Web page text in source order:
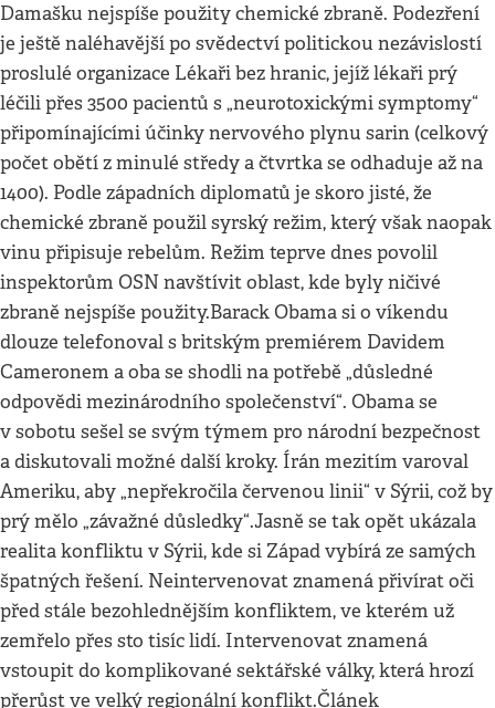
Damašku nejspíše použity chemické zbraně. Podezření
je ještě naléhavější po svědectví politickou nezávislostí
proslulé organizace Lékaři bez hranic, jejíž lékaři prý
léčili přes 3500 pacientů s „neurotoxickými symptomy“
připomínajícími účinky nervového plynu sarin (celkový
počet obětí z minulé středy a čtvrtka se odhaduje až na
1400). Podle západních diplomatů je skoro jisté, že
chemické zbraně použil syrský režim, který však naopak
vinu připisuje rebelům. Režim teprve dnes povolil
inspektorům OSN navštívit oblast, kde byly ničivé
zbraně nejspíše použity.Barack Obama si o víkendu
dlouze telefonoval s britským premiérem Davidem
Cameronem a oba se shodli na potřebě „důsledné
odpovědi mezinárodního společenství“. Obama se
v sobotu sešel se svým týmem pro národní bezpečnost
a diskutovali možné další kroky. Írán mezitím varoval
Ameriku, aby „nepřekročila červenou linii“ v Sýrii, což by
prý mělo „závažné důsledky“.Jasně se tak opět ukázala
realita konfliktu v Sýrii, kde si Západ vybírá ze samých
špatných řešení. Neintervenovat znamená přivírat oči
před stále bezohlednějším konfliktem, ve kterém už
zemřelo přes sto tisíc lidí. Intervenovat znamená
vstoupit do komplikované sektářské války, která hrozí
přerůst ve velký regionální konflikt.Článek